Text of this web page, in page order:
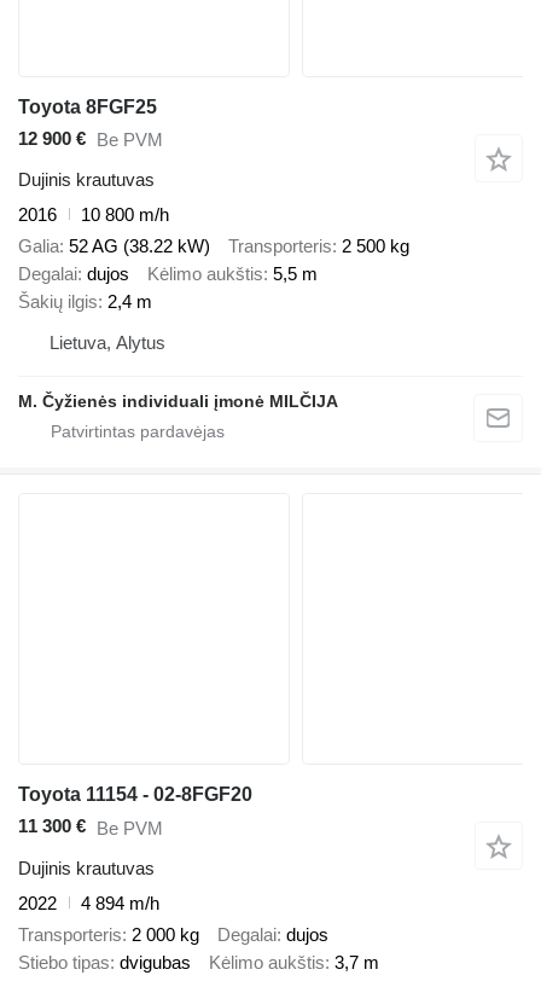
Toyota 8FGF25
12 900 €
Be PVM
Dujinis krautuvas
2016
10 800 m/h
Galia 52 AG (38.22 kW) Transporteris 2 500 kg
Degalai dujos Kėlimo aukštis 5,5 m
Šakių ilgis 2,4 m
Lietuva, Alytus
M. Čyžienės individuali įmonė MILČIJA
Toyota 11154 - 02-8FGF20
11 300 € Be PVM
Dujinis krautuvas
2022
4 894 m/h
Transporteris 2 000 kg Degalai dujos
Stiebo tipas dvigubas Kėlimo aukštis 3,7 m